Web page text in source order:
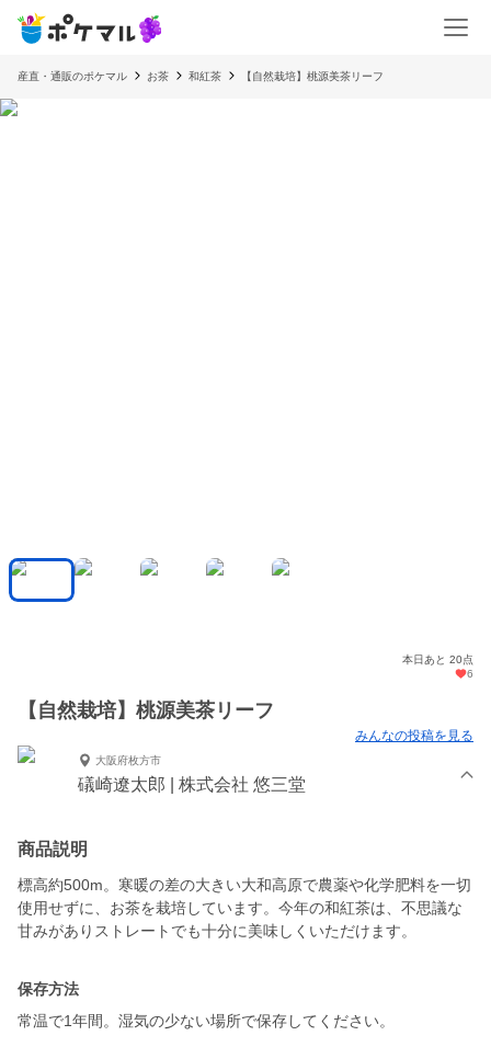
産直・通販のポケマル お茶 和紅茶 【自然栽培】桃源美茶リーフ
本日あと 20点
6
【自然栽培】桃源美茶リーフ
みんなの投稿を見る
大阪府枚方市
礒崎遼太郎 | 株式会社 悠三堂
商品説明
標高約500m。寒暖の差の大きい大和高原で農薬や化学肥料を一切
使用せずに、お茶を栽培しています。今年の和紅茶は、不思議な
甘みがありストレートでも十分に美味しくいただけます。
保存方法
常温で1年間。湿気の少ない場所で保存してください。